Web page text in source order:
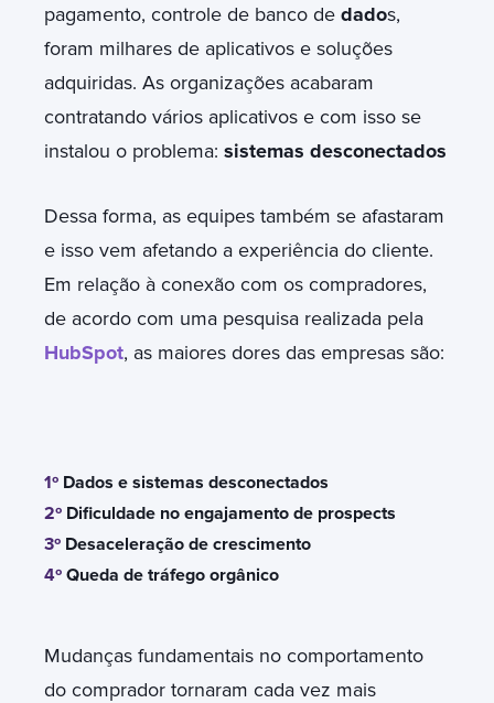
pagamento, controle de banco de dados,
foram milhares de aplicativos e soluções
adquiridas. As organizações acabaram
contratando vários aplicativos e com isso se
instalou o problema: sistemas desconectados
Dessa forma, as equipes também se afastaram
e isso vem afetando a experiência do cliente.
Em relação à conexão com os compradores,
de acordo com uma pesquisa realizada pela
HubSpot, as maiores dores das empresas são:
1º Dados e sistemas desconectados
2º Dificuldade no engajamento de prospects
3º Desaceleração de crescimento
4º Queda de tráfego orgânico
Mudanças fundamentais no comportamento
do comprador tornaram cada vez mais